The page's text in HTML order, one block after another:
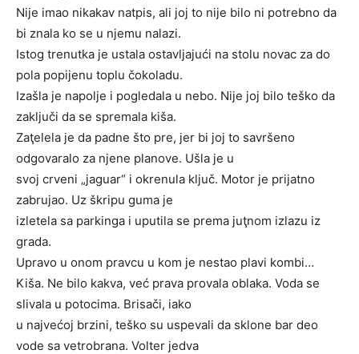
Nije imao nikakav natpis, ali joj to nije bilo ni potrebno da
bi znala ko se u njemu nalazi.
Istog trenutka je ustala ostavljajući na stolu novac za do
pola popijenu toplu čokoladu.
Izašla je napolje i pogledala u nebo. Nije joj bilo teško da
zaključi da se spremala kiša.
Zaţelela je da padne što pre, jer bi joj to savršeno
odgovaralo za njene planove. Ušla je u
svoj crveni „jaguar“ i okrenula ključ. Motor je prijatno
zabrujao. Uz škripu guma je
izletela sa parkinga i uputila se prema juţnom izlazu iz
grada.
Upravo u onom pravcu u kom je nestao plavi kombi…
Kiša. Ne bilo kakva, već prava provala oblaka. Voda se
slivala u potocima. Brisači, iako
u najvećoj brzini, teško su uspevali da sklone bar deo
vode sa vetrobrana. Volter jedva